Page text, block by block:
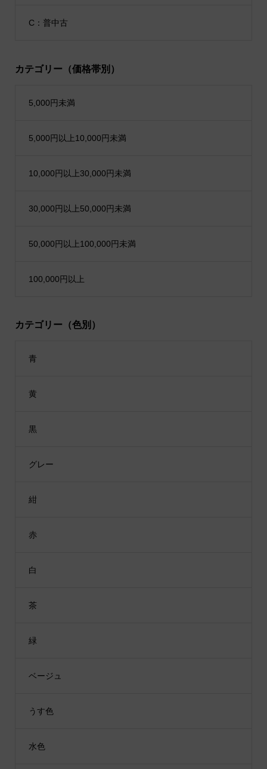
C：普中古
カテゴリー（価格帯別）
5,000円未満
5,000円以上10,000円未満
10,000円以上30,000円未満
30,000円以上50,000円未満
50,000円以上100,000円未満
100,000円以上
カテゴリー（色別）
青
黄
黒
グレー
紺
赤
白
茶
緑
ベージュ
うす色
水色